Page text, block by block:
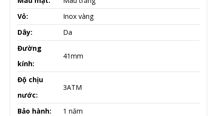
Vỏ:
Inox vàng
Dây:
Da
Đường
kính:
41mm
Độ chịu
nước:
3ATM
Bảo hành: 1 năm